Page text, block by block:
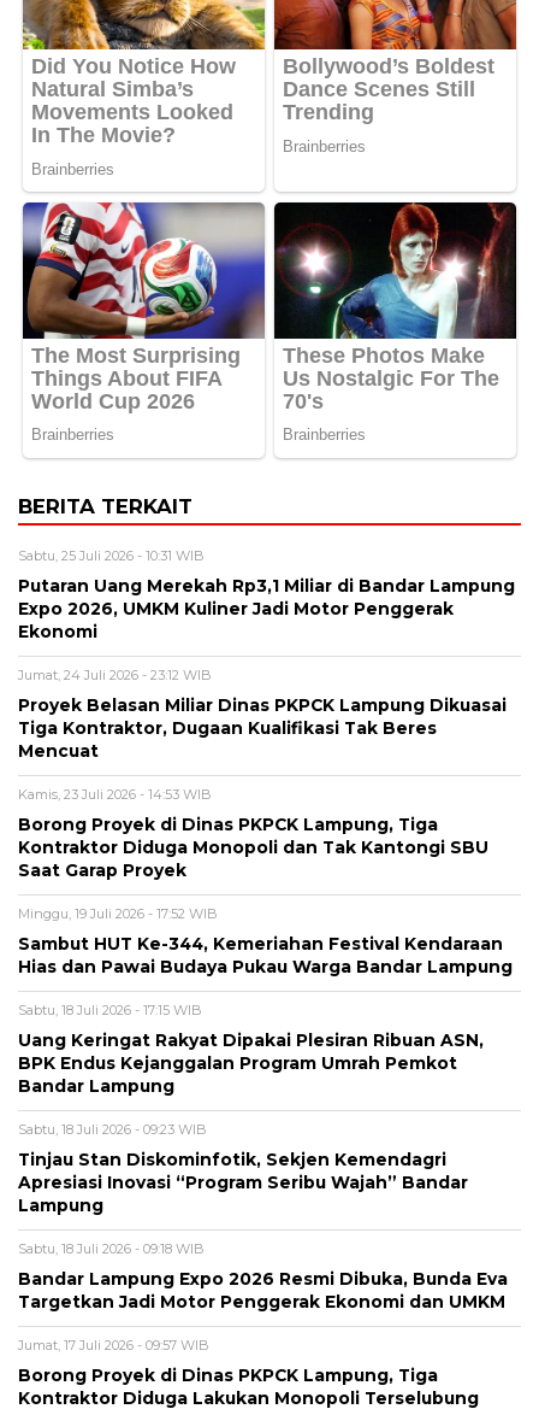
BERITA TERKAIT
Sabtu, 25 Juli 2026 - 10:31 WIB
Putaran Uang Merekah Rp3,1 Miliar di Bandar Lampung
Expo 2026, UMKM Kuliner Jadi Motor Penggerak
Ekonomi
Jumat, 24 Juli 2026 - 23:12 WIB
Proyek Belasan Miliar Dinas PKPCK Lampung Dikuasai
Tiga Kontraktor, Dugaan Kualifikasi Tak Beres
Mencuat
Kamis, 23 Juli 2026 - 14:53 WIB
Borong Proyek di Dinas PKPCK Lampung, Tiga
Kontraktor Diduga Monopoli dan Tak Kantongi SBU
Saat Garap Proyek
Minggu, 19 Juli 2026 - 17:52 WIB
Sambut HUT Ke-344, Kemeriahan Festival Kendaraan
Hias dan Pawai Budaya Pukau Warga Bandar Lampung
Sabtu, 18 Juli 2026 - 17:15 WIB
Uang Keringat Rakyat Dipakai Plesiran Ribuan ASN,
BPK Endus Kejanggalan Program Umrah Pemkot
Bandar Lampung
Sabtu, 18 Juli 2026 - 09:23 WIB
Tinjau Stan Diskominfotik, Sekjen Kemendagri
Apresiasi Inovasi “Program Seribu Wajah” Bandar
Lampung
Sabtu, 18 Juli 2026 - 09:18 WIB
Bandar Lampung Expo 2026 Resmi Dibuka, Bunda Eva
Targetkan Jadi Motor Penggerak Ekonomi dan UMKM
Jumat, 17 Juli 2026 - 09:57 WIB
Borong Proyek di Dinas PKPCK Lampung, Tiga
Kontraktor Diduga Lakukan Monopoli Terselubung